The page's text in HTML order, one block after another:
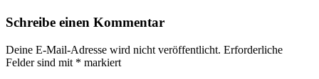
Schreibe einen Kommentar
Deine E-Mail-Adresse wird nicht veröffentlicht. Erforderliche
Felder sind mit * markiert